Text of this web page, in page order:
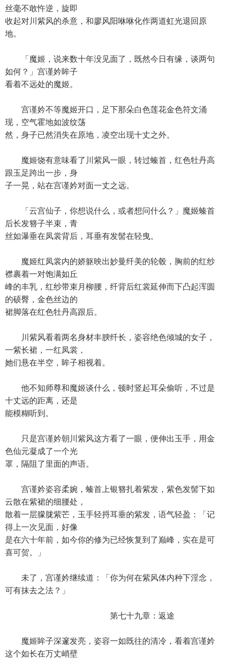
丝毫不敢忤逆，旋即
收起对川紫风的杀意，和廖风阳咻咻化作两道虹光退回原
地。
「魔姬，说来数十年没见面了，既然今日有缘，谈两句
如何？」宫谨妗眸子
看着不远处的魔姬。
宫谨妗不等魔姬开口，足下那朵白色莲花金色符文涌
现，空气霍地如波纹荡
然，身子已然消失在原地，凌空出现十丈之外。
魔姬饶有意味看了川紫风一眼，转过螓首，红色牡丹高
跟玉足跨出一步，身
子一晃，站在宫谨妗对面一丈之远。
「云宫仙子，你想说什么，或者想问什么？」魔姬螓首
后长发簪子半束，青
丝如瀑垂在凤裳背后，耳垂有发髻在轻曳。
魔姬红凤裳内的娇躯映出妙曼纤美的轮毂，胸前的红纱
襟裹着一对饱满如丘
峰的丰乳，红纱带束月柳腰，纤背后红裳延伸而下凸起浑圆
的硕臀，金色丝边的
裙脚落在红色牡丹高跟后。
川紫风看着两名身材丰腴纤长，姿容绝色倾城的女子，
一紫长裙，一红凤裳，
她们悬在半空，眸子相视着。
他不知师尊和魔姬谈什么，顿时竖起耳朵偷听，不过是
十丈远的距离，还是
能模糊听到。
只是宫谨妗朝川紫风这方看了一眼，便伸出玉手，用金
色仙元凝成了一个光
罩，隔阻了里面的声语。
宫谨妗姿容柔婉，螓首上银簪扎着紫发，紫色发髻下如
云散在紫裙的细腰处，
散着一层朦胧紫芒，玉手轻捋耳垂的紫发，语气轻盈：「记
得上一次见面，好像
是在六十年前，如今你的修为已经恢复到了巅峰，实在是可
喜可贺。」
未了，宫谨妗继续道：「你为何在紫风体内种下淫念，
可有抹去之法？」
第七十九章：返途
魔姬眸子深邃发亮，姿容一如既往的清冷，看着宫谨妗
这个如长在万丈峭壁